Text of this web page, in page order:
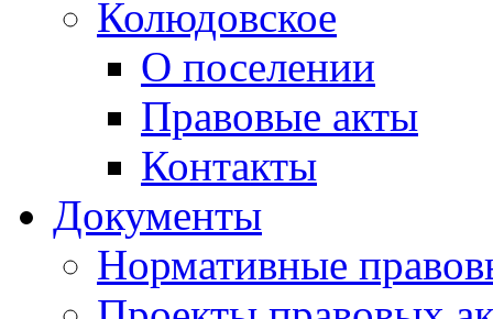
Колюдовское
О поселении
Правовые акты
Контакты
Документы
Нормативные